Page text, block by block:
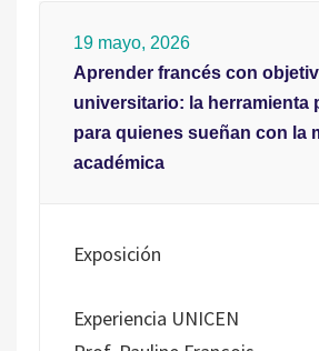
19 mayo, 2026
Aprender francés con
universitario: la herramienta
para quienes sueñan con la
académica
Exposición
Experiencia UNICEN